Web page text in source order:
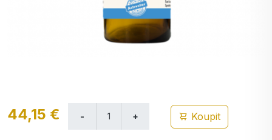
44,15 € Koupit